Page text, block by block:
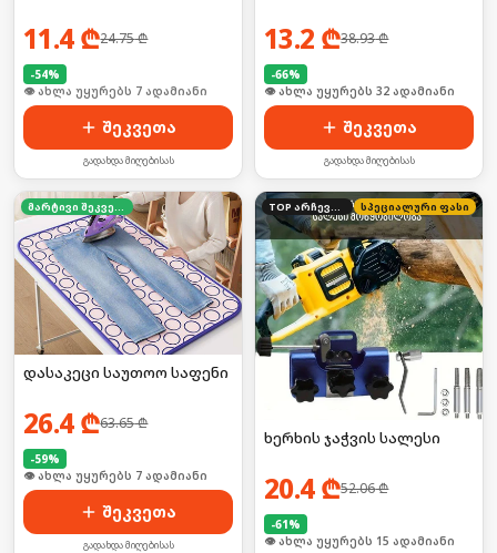
11.4₾24.75₾
-54%
🛒 ბოლო 24სთ-ში იყიდა 8-მა
შეკვეთა
გადახდა მიღებისას
13.2 ₾38.93₾
-66%
🛒 ბოლო 24სთ-ში იყიდა 43-მა
შეკვეთა
გადახდა მიღებისას
მარტივი შეკვეთა
დასაკეცი საუთოო საფენი
26.4₾63.65₾
-59%
🛒 ბოლო 24სთ-ში იყიდა 10-მა
შეკვეთა
გადახდა მიღებისას
TOP არჩევანი სპეციალური ფასი
ხერხის ჯაჭვის სალესი
20.4₾52.06₾
-61%
🛒 ბოლო 24სთ-ში იყიდა 20-მა